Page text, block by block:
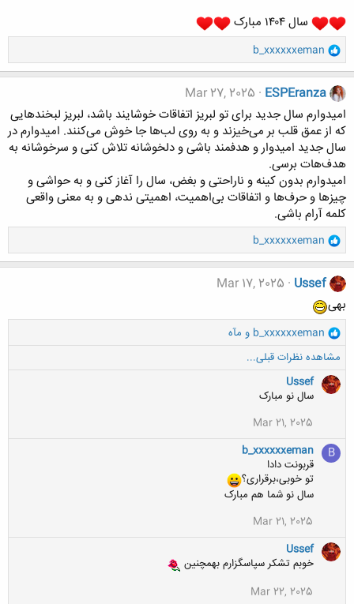
سال ۱۴۰۴ مبارک
و
ا
ک
ن
ش
ه
ا
b_xxxxxxeman
ESPEranza
Mar 27, 2025
امیدوارم سال جدید برای تو لبریز اتفاقات خوشایند باشد، لبریز لبخندهایی
که از عمق قلب بر می‌خیزند و به روی لب‌ها جا خوش می‌کنند. امیدوارم در
سال جدید امیدوار و هدفمند باشی و دلخوشانه تلاش کنی و سرخوشانه به
هدف‌هات برسی.
امیدوارم بدون کینه و ناراحتی و بغض، سال را آغاز کنی و به حواشی و
چیزها و حرف‌ها ‌و اتفاقات بی‌اهمیت، اهمیتی ندهی و به معنی واقعی
کلمه آرام باشی.
و
ا
ک
ن
ه
ا
:
b_xxxxxxeman
Ussef
Mar 17, 2025
بهی
و
ک
ن
ش
b_xxxxxxeman و مآه
مشاهده نظرات قبلی...
Ussef
سال نو مبارک
Mar 21, 2025
B
b_xxxxxxeman
قربونت دادا
تو خوبی،برقراری؟
سال نو شما هم مبارک
Mar 21, 2025
Ussef
خوبم تشکر سپاسگزارم بهمچنین
Mar 22, 2025